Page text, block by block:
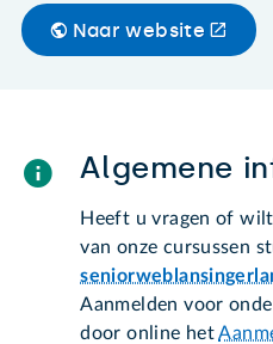
Naar website
Algemene
Heeft u vragen of
van onze cursussen
Aanmelden voor
door online het